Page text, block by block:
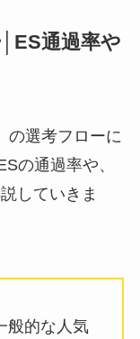
通過率や
の選考フローに
の通過率や、
していきま
般的な人気